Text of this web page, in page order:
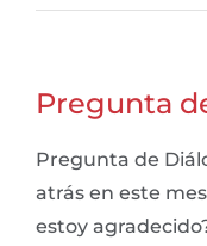
Pregunta
Pregunta de
atrás en este
estoy